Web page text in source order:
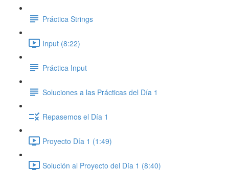
Práctica Strings
Input (8:22)
Práctica Input
Soluciones a las Prácticas del Día 1
Repasemos el Día 1
Proyecto Día 1 (1:49)
Solución al Proyecto del Día 1 (8:40)